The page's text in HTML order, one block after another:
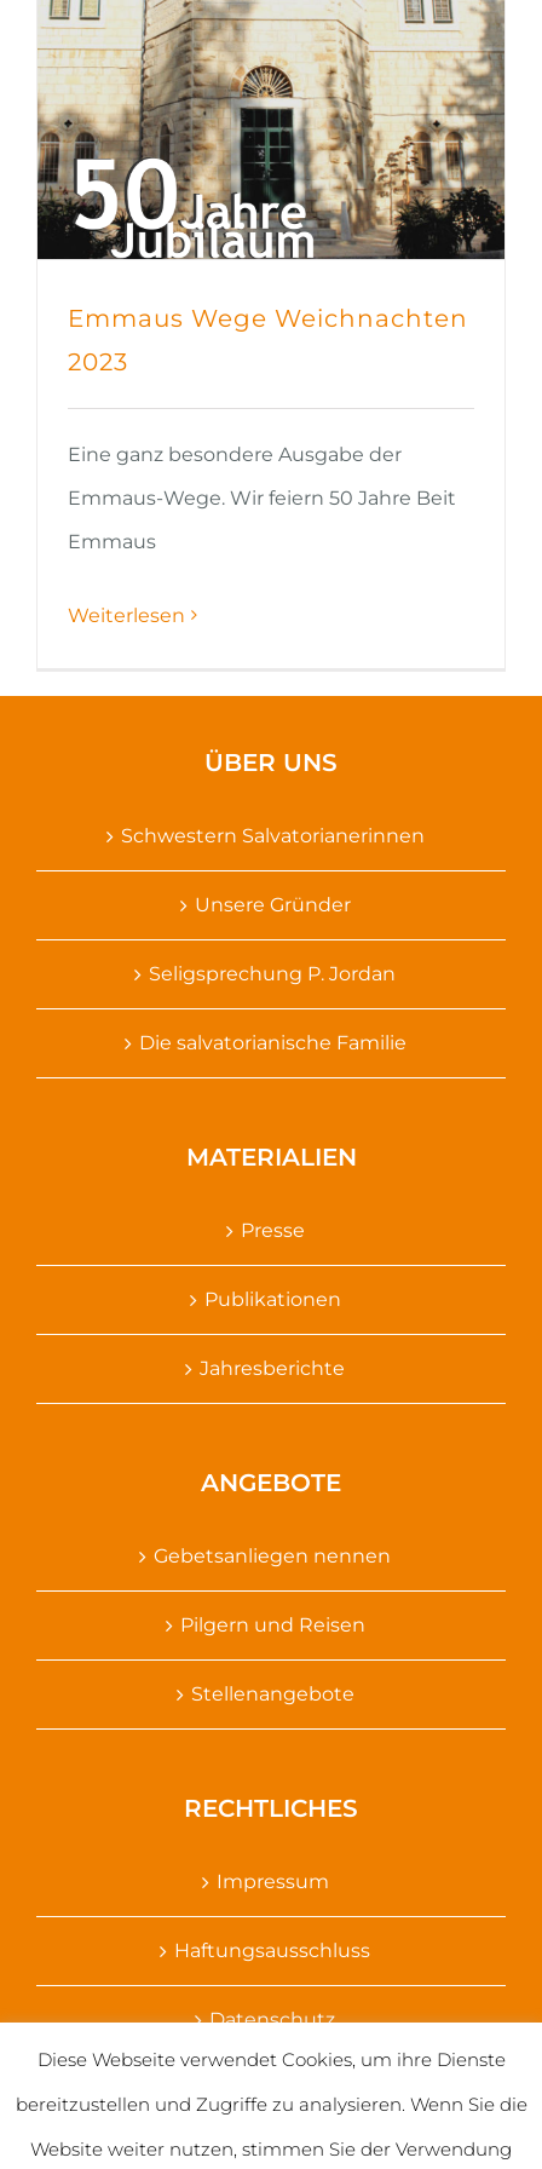
Emmaus Wege Weichnachten
2023
Eine ganz besondere Ausgabe der
Emmaus-Wege. Wir feiern 50 Jahre Beit
Emmaus
Weiterlesen
ÜBER UNS
Schwestern Salvatorianerinnen
Unsere Gründer
Seligsprechung P. Jordan
Die salvatorianische Familie
MATERIALIEN
Presse
Publikationen
Jahresberichte
ANGEBOTE
Gebetsanliegen nennen
Pilgern und Reisen
Stellenangebote
RECHTLICHES
Impressum
Haftungsausschluss
Datenschutz
Diese Webseite verwendet Cookies, um ihre Dienste
bereitzustellen und Zugriffe zu analysieren. Wenn Sie die
Website weiter nutzen, stimmen Sie der Verwendung